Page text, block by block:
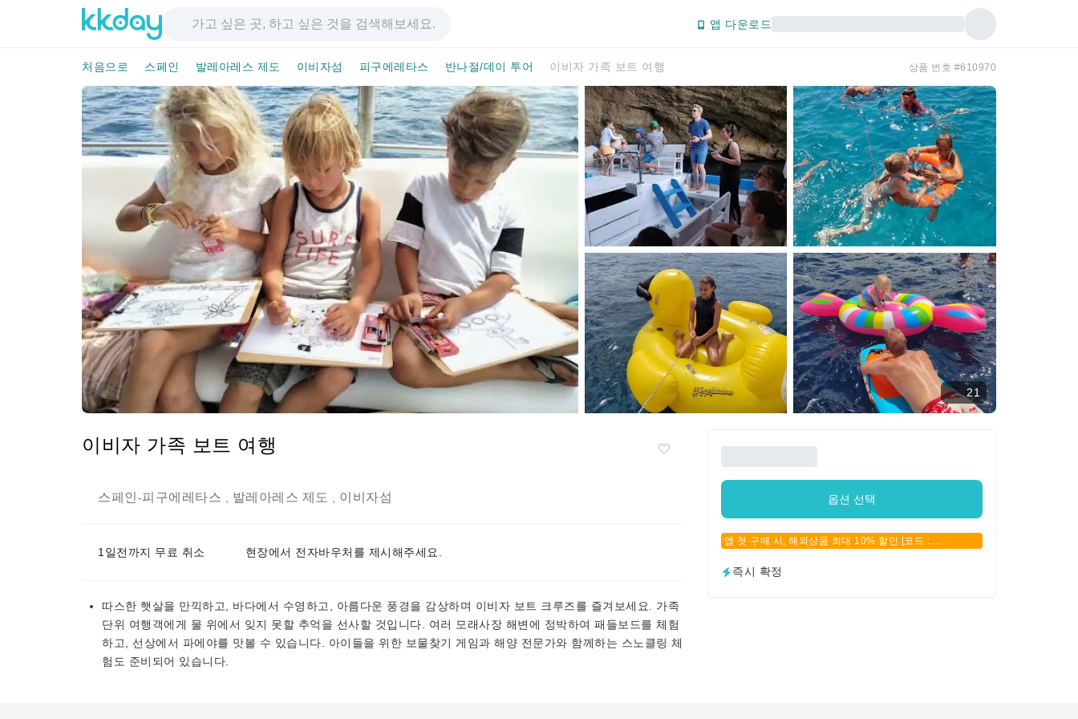
앱 다운로드
처음으로 스페인 발레아레스 제도 이비자섬 피구에레타스 반나절/데이 투어 이비자 가족 보트 여행 상품 번호 #610970
21
이비자 가족 보트 여행
스페인 -피구에레타스 발레아레스 제도 이비자섬
1일전까지 무료 취소 현장에서 전자바우처를 제시해주세요.
따스한 햇살을 만끽하고, 바다에서 수영하고, 아름다운 풍경을 감상하며 이비자 보트 크루즈를 즐겨보세요. 가족
단위 여행객에게 물 위에서 잊지 못할 추억을 선사할 것입니다. 여러 모래사장 해변에 정박하여 패들보드를 체험
하고, 선상에서 파에야를 맛볼 수 있습니다. 아이들을 위한 보물찾기 게임과 해양 전문가와 함께하는 스노클링 체
험도 준비되어 있습니다.
옵션 선택
앱 첫 구매 시, 해외상품 최대 10% 할인 [코드 :
즉시 확정